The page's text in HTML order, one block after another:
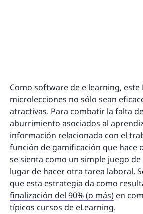
Como software de e learning, este
microlecciones no sólo sean
atractivas. Para combatir la falta
aburrimiento asociados al
información relacionada con el
función de gamificación que hace
se sienta como un simple juego
lugar de hacer otra tarea laboral.
que esta estrategia da como
finalización del 90% (o más) en
típicos cursos de eLearning.